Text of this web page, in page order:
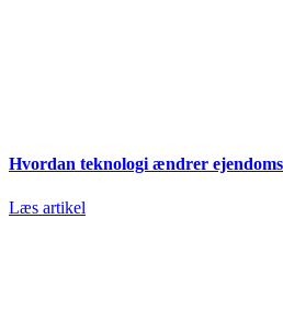
Hvordan teknologi ændrer
Læs artikel